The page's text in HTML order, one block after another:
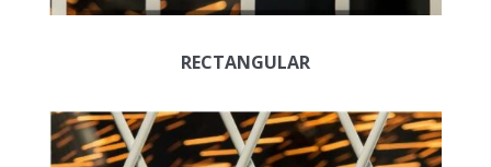
RECTANGULAR